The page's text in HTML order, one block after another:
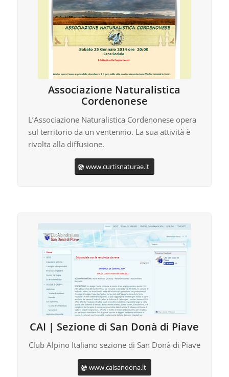
Associazione Naturalistica
Cordenonese
L’Associazione Naturalistica Cordenonese opera
sul territorio da un ventennio. La sua attività è
rivolta alla diffusione.
www.curtisnaturae.it
CAI | Sezione di San Donà di Piave
Club Alpino Italiano sezione di San Donà di Piave
www.caisandona.it